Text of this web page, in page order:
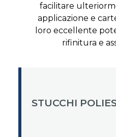
facilitare
applicazione e
loro eccellente
rifinitura e
STUCCHI